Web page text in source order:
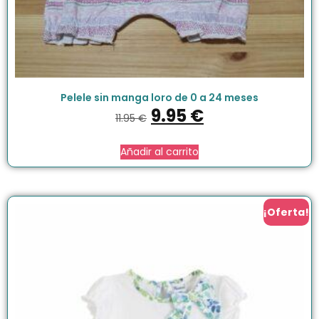
Pelele sin manga loro de 0 a 24 meses
11.95€ 9.95€
Añadir al carrito
¡Oferta!